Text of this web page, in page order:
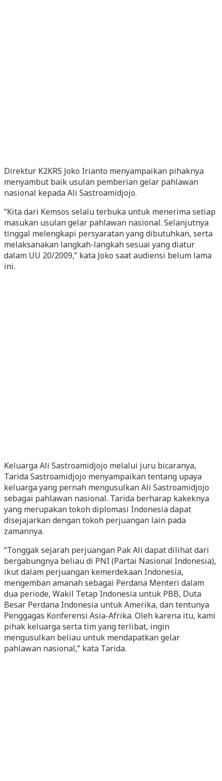
Direktur K2KRS Joko Irianto menyampaikan pihaknya
menyambut baik usulan pemberian gelar pahlawan
nasional kepada Ali Sastroamidjojo.
“Kita dari Kemsos selalu terbuka untuk menerima setiap
masukan usulan gelar pahlawan nasional. Selanjutnya
tinggal melengkapi persyaratan yang dibutuhkan, serta
melaksanakan langkah-langkah sesuai yang diatur
dalam UU 20/2009,” kata Joko saat audiensi belum lama
ini.
Keluarga Ali Sastroamidjojo melalui juru bicaranya,
Tarida Sastroamidjojo menyampaikan tentang upaya
keluarga yang pernah mengusulkan Ali Sastroamidjojo
sebagai pahlawan nasional. Tarida berharap kakeknya
yang merupakan tokoh diplomasi Indonesia dapat
disejajarkan dengan tokoh perjuangan lain pada
zamannya.
“Tonggak sejarah perjuangan Pak Ali dapat dilihat dari
bergabungnya beliau di PNI (Partai Nasional Indonesia),
ikut dalam perjuangan kemerdekaan Indonesia,
mengemban amanah sebagai Perdana Menteri dalam
dua periode, Wakil Tetap Indonesia untuk PBB, Duta
Besar Perdana Indonesia untuk Amerika, dan tentunya
Penggagas Konferensi Asia-Afrika. Oleh karena itu, kami
pihak keluarga serta tim yang terlibat, ingin
mengusulkan beliau untuk mendapatkan gelar
pahlawan nasional,” kata Tarida.